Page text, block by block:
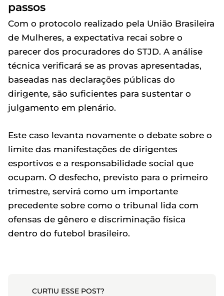
passos
Com o protocolo realizado pela União Brasileira
de Mulheres, a expectativa recai sobre o
parecer dos procuradores do STJD. A análise
técnica verificará se as provas apresentadas,
baseadas nas declarações públicas do
dirigente, são suficientes para sustentar o
julgamento em plenário.
Este caso levanta novamente o debate sobre o
limite das manifestações de dirigentes
esportivos e a responsabilidade social que
ocupam. O desfecho, previsto para o primeiro
trimestre, servirá como um importante
precedente sobre como o tribunal lida com
ofensas de gênero e discriminação física
dentro do futebol brasileiro.
CURTIU ESSE POST?